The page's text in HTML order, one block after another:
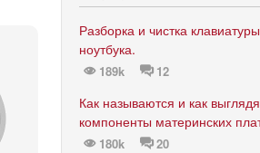
Разборка и чистка клавиатуры
ноутбука.
189k 12
Как называются и как
компоненты материнских
180k 20